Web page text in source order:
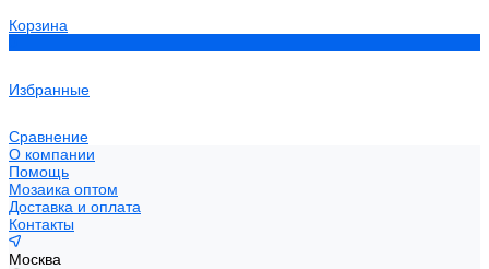
Корзина
Избранные
Сравнение
О компании
Помощь
Мозаика оптом
Доставка и оплата
Контакты
Москва